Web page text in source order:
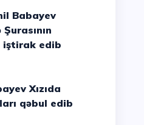
iştirak edib
qəbul edib